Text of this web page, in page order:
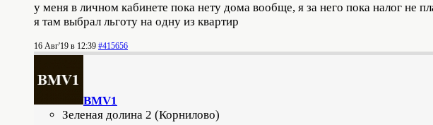
у меня в личном кабинете пока нету дома вообще, я за него пока налог не
я там выбрал льготу на одну из квартир
16 Авг'19 в 12:39 #415656
BMV1
Зеленая долина 2 (Корнилово)